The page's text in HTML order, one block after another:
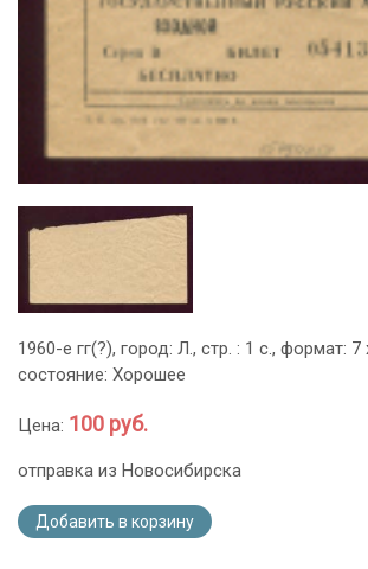
1960-е гг(?), город: Л., стр. : 1 с., формат: 7
состояние: Хорошее
Цена: 100 руб.
отправка из Новосибирска
Добавить в корзину